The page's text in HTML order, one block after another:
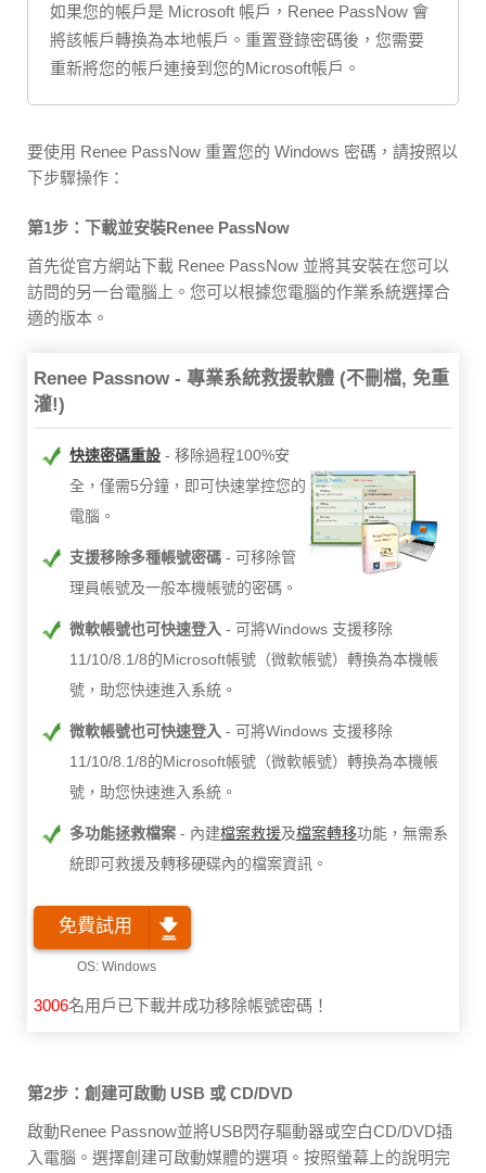
如果您的帳戶是 Microsoft 帳戶，Renee PassNow 會
將該帳戶轉換為本地帳戶。重置登錄密碼後，您需要
重新將您的帳戶連接到您的Microsoft帳戶。
要使用 Renee PassNow 重置您的 Windows 密碼，請按照以
下步驟操作：
第1步：下載並安裝Renee PassNow
首先從官方網站下載 Renee PassNow 並將其安裝在您可以
訪問的另一台電腦上。您可以根據您電腦的作業系統選擇合
適的版本。
Renee Passnow - 專業系統救援軟體 (不刪檔, 免重
灌!)
快速密碼重設
移除過程100%安
全，僅需5分鐘，即可快速掌控您的
電腦。
支援移除多種帳號密碼
可移除管
理員帳號及一般本機帳號的密碼。
微軟帳號也可快速登入
可將Windows 支援移除
11/10/8.1/8的Microsoft帳號（微軟帳號）轉換為本機帳
號，助您快速進入系統。
微軟帳號也可快速登入
可將Windows 支援移除
11/10/8.1/8的Microsoft帳號（微軟帳號）轉換為本機帳
號，助您快速進入系統。
多功能拯救檔案 內建檔案救援及檔案轉移功能，無需系
統即可救援及轉移硬碟內的檔案資訊。
免費試用
3006名用戶已下載并成功移除帳號密碼！
第2步：創建可啟動 USB 或 CD/DVD
啟動Renee Passnow並將USB閃存驅動器或空白CD/DVD插
入電腦。選擇創建可啟動媒體的選項。按照螢幕上的說明完